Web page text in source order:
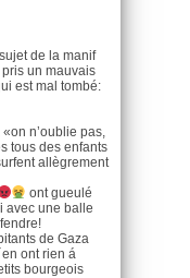
de la manif
un mauvais
est mal tombé:
n’oublie pas,
tous des enfants
allègrement
ont gueulé
avec une balle
de Gaza
ont rien á
bourgeois